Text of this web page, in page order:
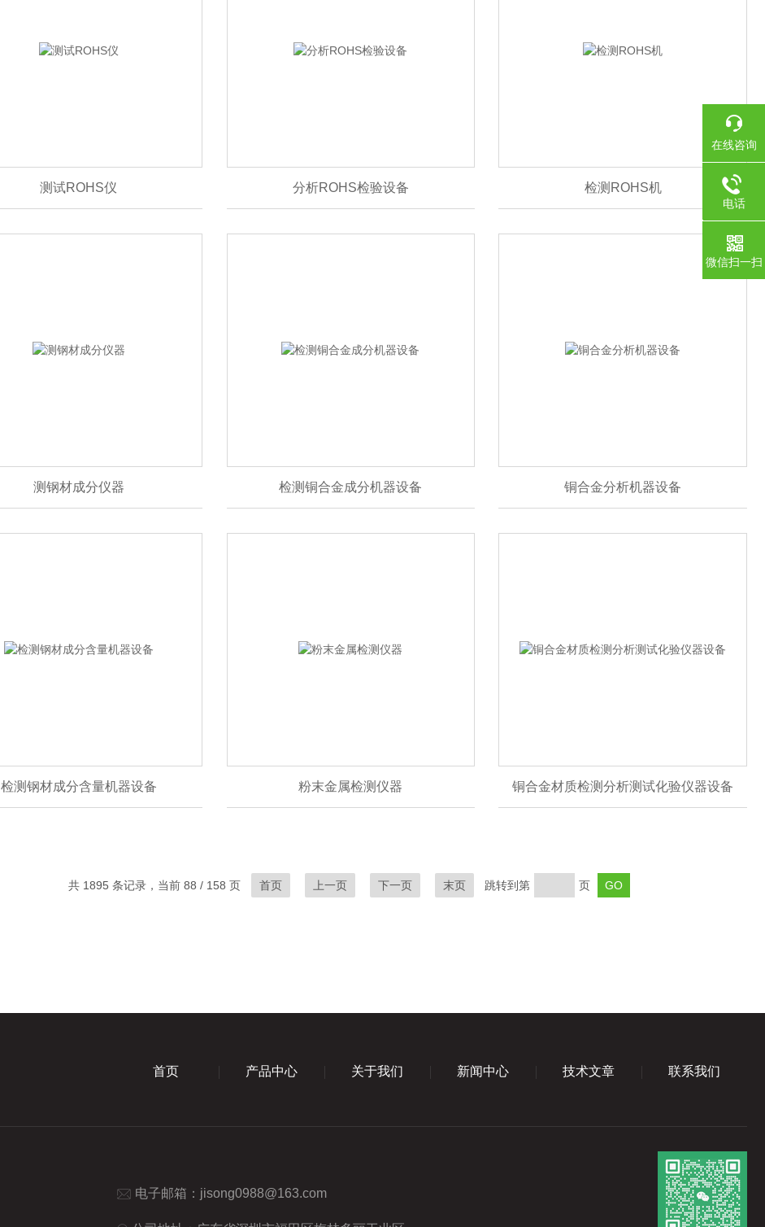
测试ROHS仪 分析ROHS检验设备 检测ROHS机
测钢材成分仪器 检测铜合金成分机器设备 铜合金分析机器设备
检测钢材成分含量机器设备 粉末金属检测仪器 铜合金材质检测分析测试化验仪器设备
共 1895 条记录，当前 88 / 158 页 首页 上一页 下一页 末页 跳转到第 页
首页 产品中心 关于我们 新闻中心 技术文章 联系我们
电子邮箱： jisong0988@163.com
在线咨询
电话
微信扫一扫